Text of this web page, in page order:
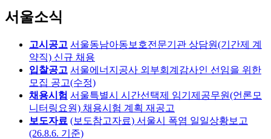
서울소식
고시공고 서울동남아동보호전문기관 상담원(기간제 계
약직) 신규 채용
입찰공고 서울에너지공사 외부회계감사인 선임을 위한
모집 공고(수정)
채용시험 서울특별시 시간선택제 임기제공무원(언론모
니터링요원) 채용시험 계획 재공고
보도자료 (보도참고자료) 서울시 폭염 일일상황보고
(26.8.6. 기준)